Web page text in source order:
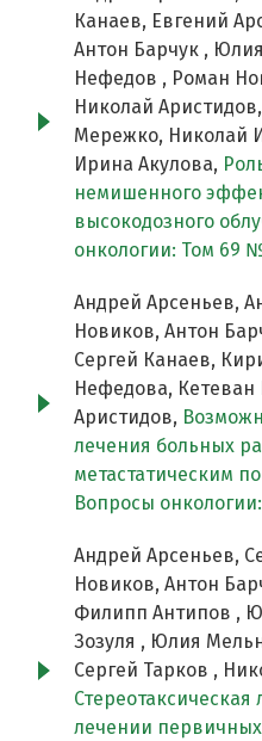
Канаев, Евгений
Антон Барчук ,
Нефедов , Роман
Николай
Мережко, Николай
Ирина Акулова,
немишенного
высокодозного
онкологии: Том 69
Андрей Арсеньев,
Новиков, Антон
Сергей Канаев,
Нефедова, Кетеван
Аристидов,
лечения больных
метастатическим
Вопросы
Андрей Арсеньев,
Новиков, Антон
Филипп Антипов ,
Зозуля , Юлия
Сергей Тарков ,
лечении первичных